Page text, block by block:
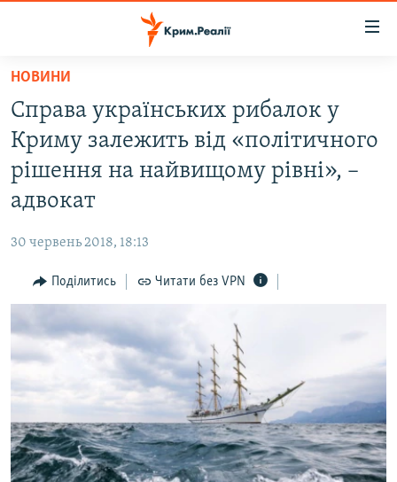
Перейти
основного
матеріалу
Перейти
до
основної
Перейти
пошуку
ВОДА.КРИМ
ВІДЕО ТА ФОТО
ПОГЛЯД
ІНТЕРВ'Ю
ВСЕ ЗА ДЕНЬ
СПЕЦПРОЕКТИ
СВІДЧЕННЯ ОКУПАЦІЇ
УКРАЇНСЬКА ПРОБЛЕМА КРИМУ
ЯК ОБІЙТИ БЛОКУВАННЯ
Русский
Qırımtatar
НОВИНИ
Справа українських рибалок у
Криму залежить від «політичного
рішення на найвищому рівні», –
адвокат
30 червень 2018, 18:13
Поділитись Читати без VPN